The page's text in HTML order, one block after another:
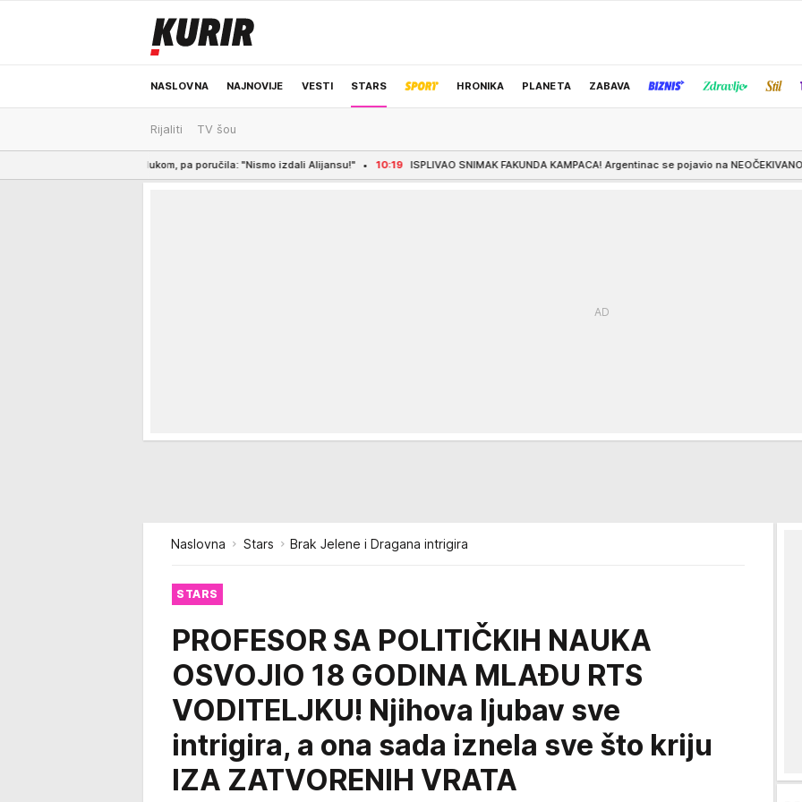
NASLOVNA NAJNOVIJE VESTI STARS HRONIKA PLANETA ZABAVA
ODRŽIVA BUDUĆNOST
Rijaliti TV šou
odlukom, pa poručila: "Nismo izdali Alijansu!" 10:19 ISPLIVAO SNIMAK FAKUNDA KAMPACA! Argentinac se pojavio na NEOČEKIVANOM mestu i sve
Naslovna Stars Brak Jelene i Dragana intrigira
STARS
PROFESOR SA POLITIČKIH NAUKA
OSVOJIO 18 GODINA MLAĐU RTS
VODITELJKU! Njihova ljubav sve
intrigira, a ona sada iznela sve što kriju
IZA ZATVORENIH VRATA